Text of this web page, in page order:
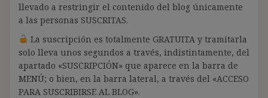
llevado a restringir el contenido del blog únicamente
a las personas SUSCRITAS.
La suscripción es totalmente GRATUITA y tramitarla
solo lleva unos segundos a través, indistintamente, del
apartado «SUSCRIPCIÓN» que aparece en la barra de
MENÚ; o bien, en la barra lateral, a través del «ACCESO
PARA SUSCRIBIRSE AL BLOG».